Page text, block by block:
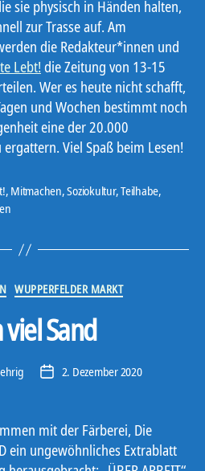
sie physisch in Händen halten,
zur Trasse auf. Am
die Redakteur*innen und
Lebt!die Zeitung von 13-15
Wer es heute nicht schafft,
und Wochen bestimmt noch
eine der 20.000
Viel Spaß beim Lesen!
, Mitmachen,Soziokultur,Teilhabe,
Kategorien
WUPPERFELDER MARKT
viel Sand
Veröffentlichungsdatum
2. Dezember 2020
mit der Färberei, Die
ein ungewöhnliches Extrablatt